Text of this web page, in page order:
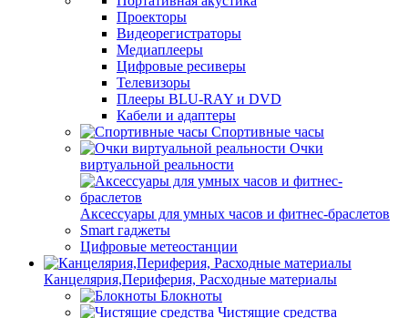
Проекторы
Видеорегистраторы
Медиаплееры
Цифровые ресиверы
Телевизоры
Плееры BLU-RAY и DVD
Кабели и адаптеры
Спортивные часы
Очки
виртуальной реальности
Аксессуары для умных часов и фитнес-браслетов
Smart гаджеты
Цифровые метеостанции
Канцелярия,Периферия, Расходные материалы
Блокноты
Чистящие средства